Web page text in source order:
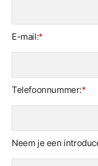
E-mail:*
Telefoonnummer:*
Neem je een